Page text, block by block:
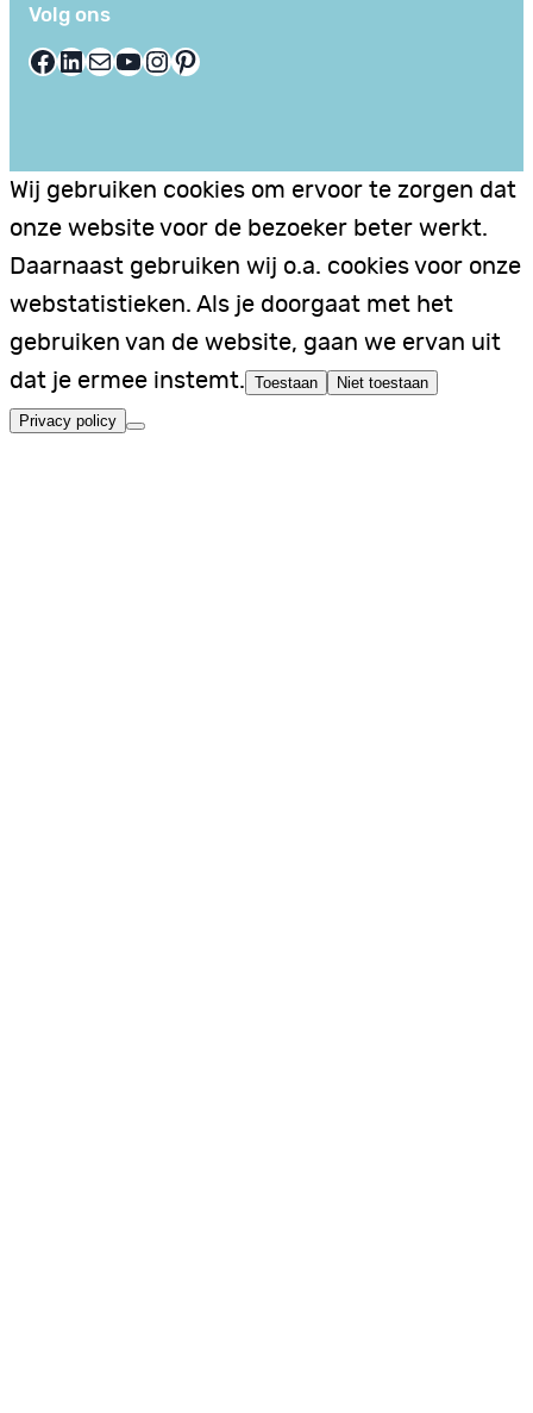
Volg ons
Facebook LinkedIn E-mail YouTube InstagramPinterest
Wij gebruiken cookies om ervoor te zorgen dat
onze website voor de bezoeker beter werkt.
Daarnaast gebruiken wij o.a. cookies voor onze
webstatistieken. Als je doorgaat met het
gebruiken van de website, gaan we ervan uit
dat je ermee instemt. Toestaan Niet toestaan
Privacy policy